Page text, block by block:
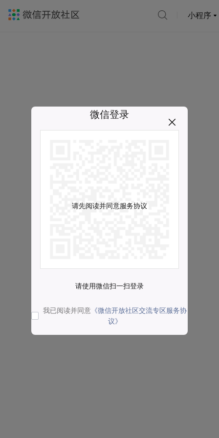
小程序
微信登录
请先阅读并同意服务协议
请使用微信扫一扫登录
我已阅读并同意 《微信开放社区交流专区服务协
议》